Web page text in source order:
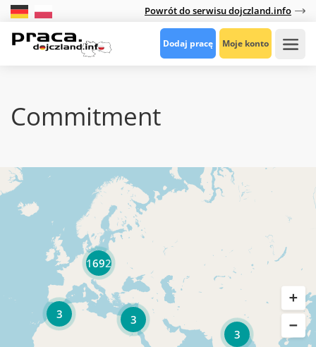
Powrót do serwisu dojczland.info
Dodaj pracę Moje konto
Commitment
3
3
3
1692